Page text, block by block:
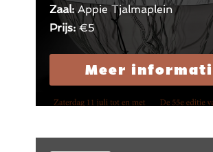
Zaal:Appie Tjalmaplein
Prijs:€5
Meer